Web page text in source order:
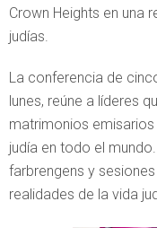
Crown Heights en una
judías.
La conferencia de
lunes, reúne a líderes
matrimonios
judía en todo el
farbrengens y
realidades de la vida